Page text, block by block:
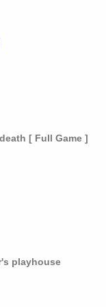
[ Full Game ]
playhouse